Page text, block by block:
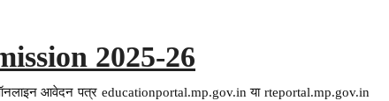
2025-26
आवेदन पत्र educationportal.mp.gov.in या rteportal.mp.gov.in